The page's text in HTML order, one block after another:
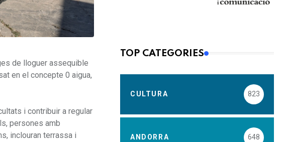
de lloguer assequible
en el concepte 0 aigua,
i contribuir a regular
persones amb
inclouran terrassa i
TOP CATEGORIES
CULTURA 823
ANDORRA 648